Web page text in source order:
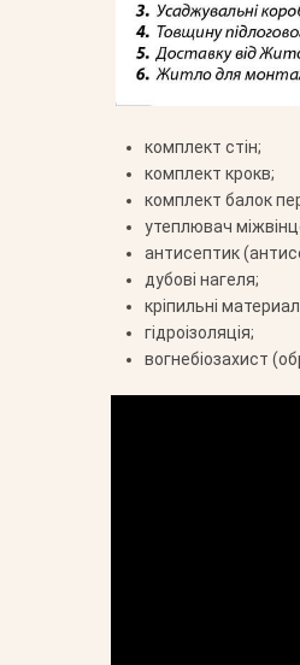
комплект стін;
комплект крокв;
комплект балок
утеплювач
антисептик
дубові нагеля;
кріпильні
гідроізоляція;
вогнебіозахист